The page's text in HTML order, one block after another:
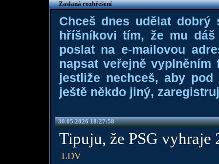
Zaslaná rozhřešení
Chceš dnes udělat dobrý
hříšníkovi tím, že mu
poslat na e-mailovou
napsat veřejně
jestliže nechceš, aby
ještě někdo jiný,
30.05.2026 18:27:58
Tipuju, že PSG vyhraje
LDV